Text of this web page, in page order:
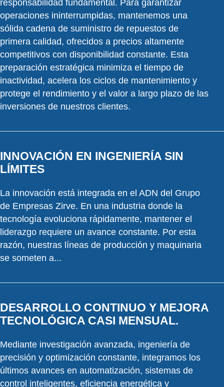
responsabilidad fundamental. Para garantizar
operaciones ininterrumpidas, mantenemos una
sólida cadena de suministro de repuestos de
primera calidad, ofrecidos a precios altamente
competitivos con disponibilidad constante. Esta
preparación estratégica minimiza el tiempo de
inactividad, acelera los ciclos de mantenimiento y
protege el rendimiento y el valor a largo plazo de las
inversiones de nuestros clientes.
INNOVACIÓN EN INGENIERÍA SIN
LÍMITES
La innovación está integrada en el ADN del Grupo
de Empresas Zirve. En una industria donde la
tecnología evoluciona rápidamente, mantener el
liderazgo requiere un avance constante. Por esta
razón, nuestras líneas de producción y maquinaria
se someten a...
DESARROLLO CONTINUO Y MEJORA
TECNOLÓGICA CASI MENSUAL.
Mediante investigación avanzada, ingeniería de
precisión y optimización constante, integramos los
últimos avances en automatización, sistemas de
control inteligentes, eficiencia energética y